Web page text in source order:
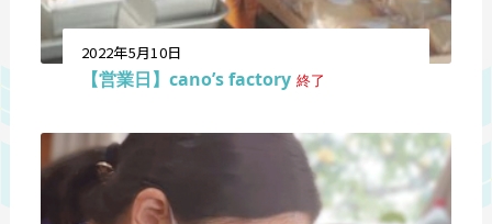
2022年5月10日
【営業日】cano’s factory 終了